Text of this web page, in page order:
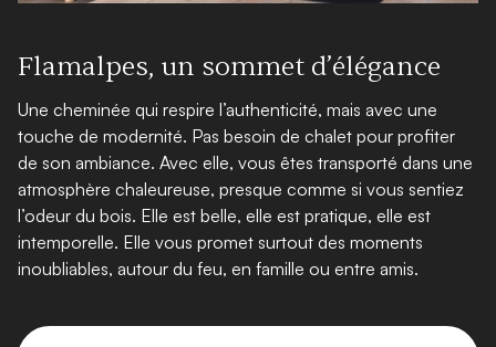
Flamalpes, un sommet d’élégance
Une cheminée qui respire l’authenticité, mais avec une
touche de modernité. Pas besoin de chalet pour profiter
de son ambiance. Avec elle, vous êtes transporté dans une
atmosphère chaleureuse, presque comme si vous sentiez
l’odeur du bois. Elle est belle, elle est pratique, elle est
intemporelle. Elle vous promet surtout des moments
inoubliables, autour du feu, en famille ou entre amis.